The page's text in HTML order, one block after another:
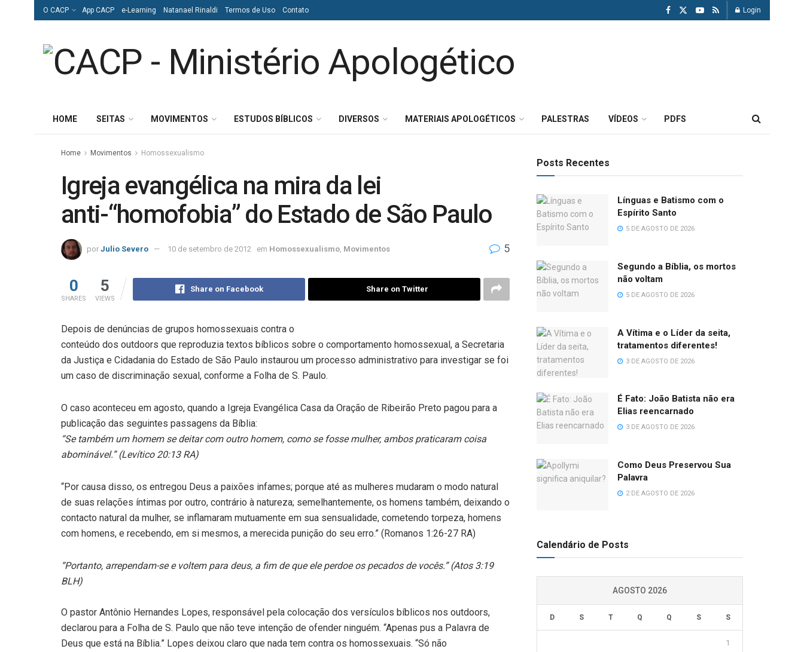
O CACP App CACP e-Learning Natanael Rinaldi Termos de Uso Contato Login
HOME SEITAS MOVIMENTOS ESTUDOS BÍBLICOS DIVERSOS MATERIAIS APOLOGÉTICOS PALESTRAS VÍDEOS PDFS
Home Movimentos Homossexualismo
Igreja evangélica na mira da lei
anti-“homofobia” do Estado de São Paulo
por Julio Severo 10 de setembro de 2012 em Homossexualismo Movimentos 5
0
SHARES
5
VIEWS
Share on Facebook Share on Twitter
Depois de denúncias de grupos homossexuais contra o
conteúdo dos outdoors que reproduzia textos bíblicos sobre o comportamento homossexual, a Secretaria
da Justiça e Cidadania do Estado de São Paulo instaurou um processo administrativo para investigar se foi
um caso de discriminação sexual, conforme a Folha de S. Paulo.
O caso aconteceu em agosto, quando a Igreja Evangélica Casa da Oração de Ribeirão Preto pagou para a
publicação das seguintes passagens da Bíblia:
“Se também um homem se deitar com outro homem, como se fosse mulher, ambos praticaram coisa
abominável.” (Levítico 20:13 RA)
“Por causa disso, os entregou Deus a paixões infames; porque até as mulheres mudaram o modo natural
de suas relações íntimas por outro, contrário à natureza; semelhantemente, os homens também, deixando o
contacto natural da mulher, se inflamaram mutuamente em sua sensualidade, cometendo torpeza, homens
com homens, e recebendo, em si mesmos, a merecida punição do seu erro.” (Romanos 1:26-27 RA)
“Portanto, arrependam-se e voltem para deus, a fim de que ele perdoe os pecados de vocês.” (Atos 3:19
BLH)
O pastor Antônio Hernandes Lopes, responsável pela colocação dos versículos bíblicos nos outdoors,
declarou para a Folha de S. Paulo que não teve intenção de ofender ninguém. “Apenas pus a Palavra de
Deus que está na Bíblia.” Lopes deixou claro que nada tem contra os homossexuais. “Só não
Posts Recentes
Línguas e Batismo com o
Espírito Santo
5 DE AGOSTO DE 2026
Segundo a Bíblia, os mortos
não voltam
5 DE AGOSTO DE 2026
A Vítima e o Líder da seita,
tratamentos diferentes!
3 DE AGOSTO DE 2026
É Fato: João Batista não era
Elias reencarnado
3 DE AGOSTO DE 2026
Como Deus Preservou Sua
Palavra
2 DE AGOSTO DE 2026
Calendário de Posts
AGOSTO 2026
D S T Q Q S S
1